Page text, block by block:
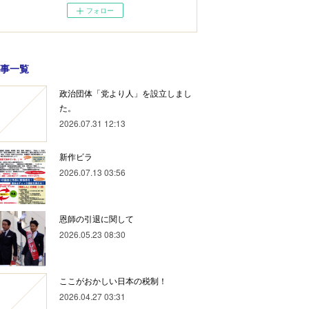
フォロー
一覧
政治団体「党より人」を設立しまし
た。
2026.07.31 12:13
新作ビラ
2026.07.13 03:56
恩師の引退に関して
2026.05.23 08:30
ここがおかしい日本の税制！
2026.04.27 03:31